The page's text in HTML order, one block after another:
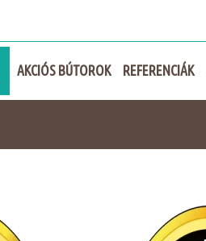
AKCIÓS BÚTOROK REFERENCIÁK